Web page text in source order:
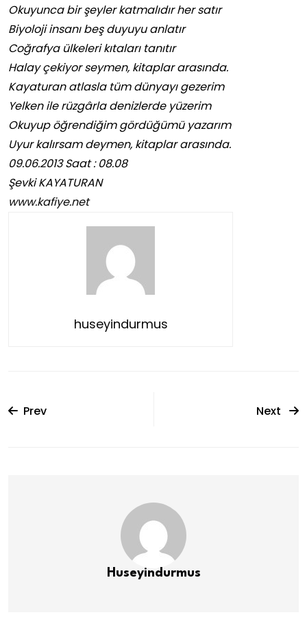
Okuyunca bir şeyler katmalıdır her satır
Biyoloji insanı beş duyuyu anlatır
Coğrafya ülkeleri kıtaları tanıtır
Halay çekiyor seymen, kitaplar arasında.
Kayaturan atlasla tüm dünyayı gezerim
Yelken ile rüzgârla denizlerde yüzerim
Okuyup öğrendiğim gördüğümü yazarım
Uyur kalırsam deymen, kitaplar arasında.
09.06.2013 Saat : 08.08
Şevki KAYATURAN
www.kafiye.net
huseyindurmus
Prev Next
Huseyindurmus